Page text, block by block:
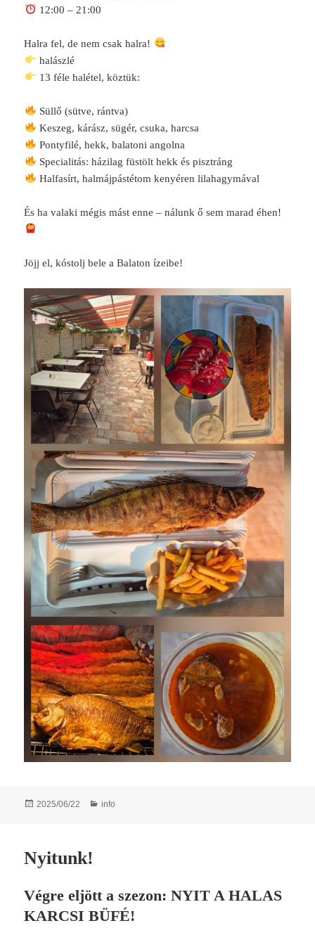
12:00 – 21:00
Halra fel, de nem csak halra!
halászlé
13 féle halétel, köztük:
Süllő (sütve, rántva)
Keszeg, kárász, sügér, csuka, harcsa
Pontyfilé, hekk, balatoni angolna
Specialitás: házilag füstölt hekk és pisztráng
Halfasírt, halmájpástétom kenyéren lilahagymával
És ha valaki mégis mást enne – nálunk ő sem marad éhen!
Jöjj el, kóstolj bele a Balaton ízeibe!
Posted
2025/06/22 Categories
info
Nyitunk!
Végre eljött a szezon: NYIT A HALAS
KARCSI BÜFÉ!